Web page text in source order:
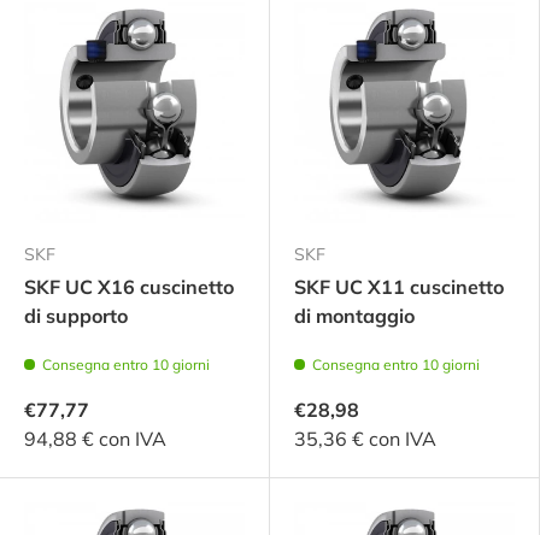
SKF
SKF UC X16 cuscinetto
di supporto
Consegna entro 10 giorni
€77,77
94,88 € con IVA
SKF
SKF UC X11 cuscinetto
di montaggio
Consegna entro 10 giorni
€28,98
35,36 € con IVA